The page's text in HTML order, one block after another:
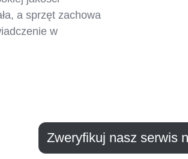
a sprzęt zachowa
w
Zweryfikuj nasz serwis